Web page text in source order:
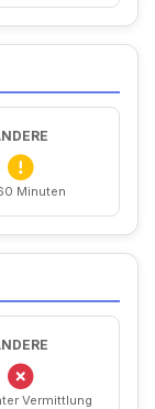
Minuten
Vermittlung